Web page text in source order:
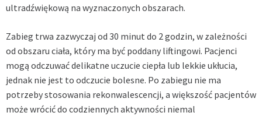
ultradźwiękową na wyznaczonych obszarach.
Zabieg trwa zazwyczaj od 30 minut do 2 godzin, w zależności
od obszaru ciała, który ma być poddany liftingowi. Pacjenci
mogą odczuwać delikatne uczucie ciepła lub lekkie ukłucia,
jednak nie jest to odczucie bolesne. Po zabiegu nie ma
potrzeby stosowania rekonwalescencji, a większość pacjentów
może wrócić do codziennych aktywności niemal